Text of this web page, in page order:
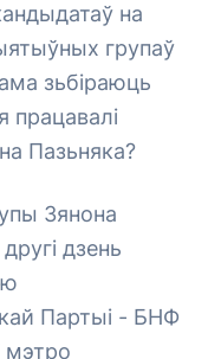
на
групаў
зьбіраюць
працавалі
Пазьняка?
Зянона
дзень
Партыі - БНФ
мэтро